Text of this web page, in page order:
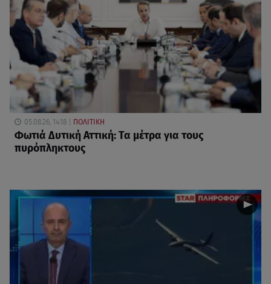
05.08.26, 14:18 ΠΟΛΙΤΙΚΗ
Φωτιά Δυτική Αττική: Τα μέτρα για τους
πυρόπληκτους